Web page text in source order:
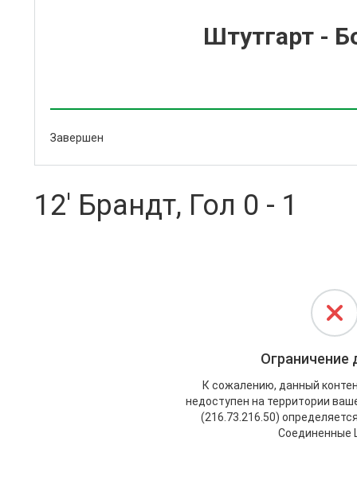
Штутгарт -
Завершен
12' Брандт, Гол 0 - 1